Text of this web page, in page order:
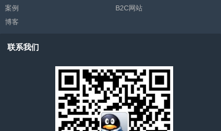
案例
博客
B2C网站
联系我们